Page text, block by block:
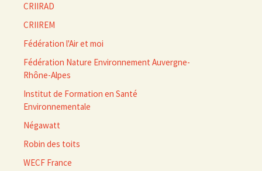
CRIIRAD
CRIIREM
Fédération l'Air et moi
Fédération Nature Environnement Auvergne-
Rhône-Alpes
Institut de Formation en Santé
Environnementale
Négawatt
Robin des toits
WECF France